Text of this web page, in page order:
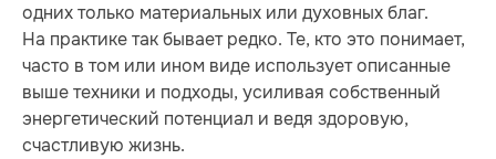
одних только материальных или духовных благ.
На практике так бывает редко. Те, кто это понимает,
часто в том или ином виде использует описанные
выше техники и подходы, усиливая собственный
энергетический потенциал и ведя здоровую,
счастливую жизнь.